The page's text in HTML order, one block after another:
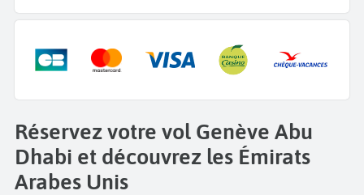
Réservez votre vol Genève Abu
Dhabi et découvrez les Émirats
Arabes Unis